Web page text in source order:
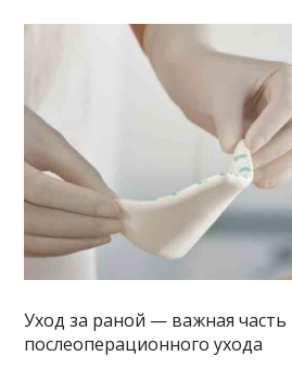
Уход за раной — важная часть
послеоперационного ухода